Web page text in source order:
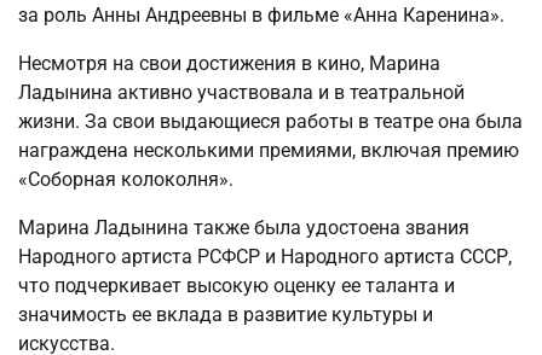
за роль Анны Андреевны в фильме «Анна Каренина».
Несмотря на свои достижения в кино, Марина
Ладынина активно участвовала и в театральной
жизни. За свои выдающиеся работы в театре она была
награждена несколькими премиями, включая премию
«Соборная колоколня».
Марина Ладынина также была удостоена звания
Народного артиста РСФСР и Народного артиста СССР,
что подчеркивает высокую оценку ее таланта и
значимость ее вклада в развитие культуры и
искусства.